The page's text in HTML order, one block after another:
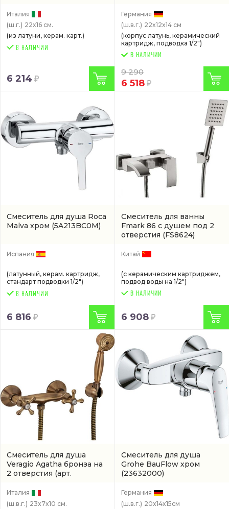
Италия
(ш.г.) 22x16 см.
(из латуни, керам. карт.)
6 214
Германия
(ш.в.г.) 22x12x14 см
(корпус латунь, керамический
картридж, подводка 1/2")
В НАЛИЧИИ
9 290
6 518
Смеситель для душа Roca
Malva хром (5A213BC0M)
Испания
(латунный, керам. картридж,
стандарт подводки 1/2")
6 816
Смеситель для ванны
Fmark 86 с душем под 2
отверстия (FS8624)
Китай
(с керамическим картриджем,
подвод воды на 1/2")
В НАЛИЧИИ
6 908
Смеситель для душа
Veragio Agatha бронза на
2 отверстия (арт.
Италия
(ш.в.г.) 23x7x10 см.
Смеситель для душа
Grohe BauFlow хром
(23632000)
Германия
(ш.в.г.) 20x14x15см